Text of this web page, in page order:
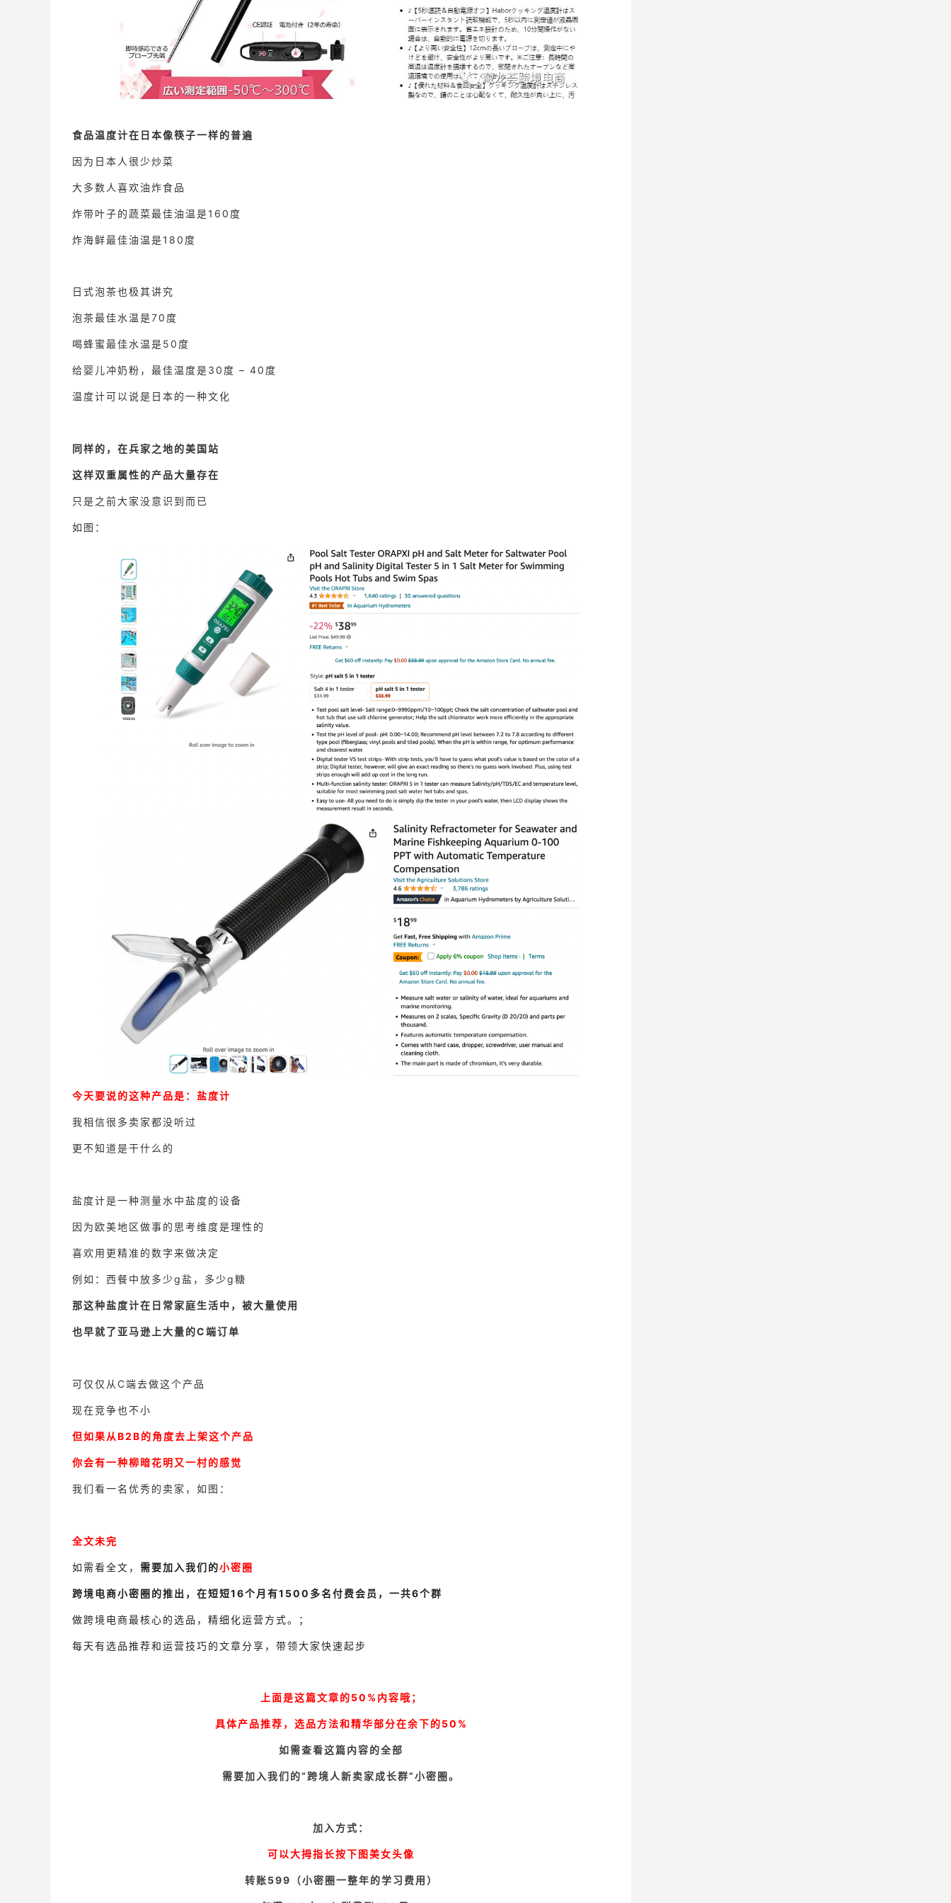
食品温度计在日本像筷子一样的普遍
因为日本人很少炒菜
大多数人喜欢油炸食品
炸带叶子的蔬菜最佳油温是160度
炸海鲜最佳油温是180度
日式泡茶也极其讲究
泡茶最佳水温是70度
喝蜂蜜最佳水温是50度
给婴儿冲奶粉，最佳温度是30度 – 40度
温度计可以说是日本的一种文化
同样的，在兵家之地的美国站
这样双重属性的产品大量存在
只是之前大家没意识到而已
如图：
今天要说的这种产品是：盐度计
我相信很多卖家都没听过
更不知道是干什么的
盐度计是一种测量水中盐度的设备
因为欧美地区做事的思考维度是理性的
喜欢用更精准的数字来做决定
例如：西餐中放多少g盐，多少g糖
那这种盐度计在日常家庭生活中，被大量使用
也早就了亚马逊上大量的C端订单
可仅仅从C端去做这个产品
现在竞争也不小
但如果从B2B的角度去上架这个产品
你会有一种柳暗花明又一村的感觉
我们看一名优秀的卖家，如图：
全文未完
如需看全文， 需要加入我们的小密圈
跨境电商小密圈的推出，在短短16个月有1500多名付费会员，一共6个群
做跨境电商最核心的选品，精细化运营方式。；
每天有选品推荐和运营技巧的文章分享，带领大家快速起步
上面是这篇文章的50%内容哦；
具体产品推荐，选品方法和精华部分在余下的50%
如需查看这篇内容的全部
需要加入我们的“跨境人新卖家成长群”小密圈。
加入方式：
可以大拇指长按下图美女头像
转账599（小密圈一整年的学习费用）